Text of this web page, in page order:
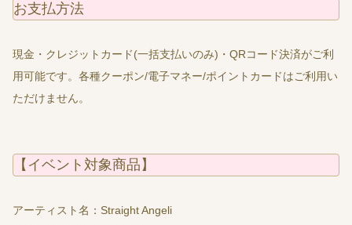
お支払方法
現金・クレジットカード(一括支払いのみ)・QRコード決済がご利
用可能です。各種クーポン/電子マネー/ポイントカードはご利用い
ただけません。
【イベント対象商品】
アーティスト名：Straight Angeli